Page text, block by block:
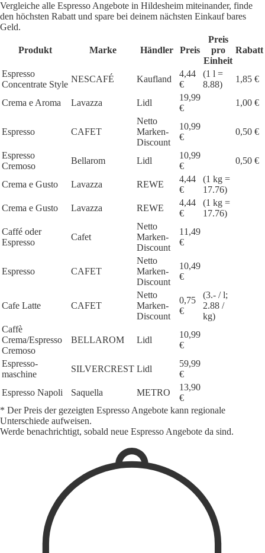
Vergleiche alle Espresso Angebote in Hildesheim miteinander, finde
den höchsten Rabatt und spare bei deinem nächsten Einkauf bares
Geld.
Produkt Marke Händler Preis
Preis
pro
Einheit
Rabatt
Espresso
Concentrate Style
NESCAFÉ Kaufland
4,44
€
(1 l =
8.88)
1,85 €
Crema e Aroma Lavazza Lidl
19,99
€
1,00 €
Espresso CAFET
Netto
Marken-
Discount
10,99
€
0,50 €
Espresso
Cremoso
Bellarom Lidl
10,99
€
0,50 €
Crema e Gusto Lavazza REWE
4,44
€
(1 kg =
17.76)
Crema e Gusto
Lavazza REWE
4,44
€
(1 kg =
17.76)
Caffé oder
Espresso
Cafet
Netto
Marken-
Discount
11,49
€
Espresso CAFET
Netto
Marken-
Discount
10,49
€
Cafe Latte CAFET
Netto
Marken-
Discount
0,75
€
(3.- / l;
2.88 /
kg)
Caffè
Crema/Espresso
Cremoso
BELLAROM Lidl
10,99
€
Espresso-
maschine
SILVERCREST Lidl
59,99
€
Espresso Napoli
Saquella METRO
13,90
€
* Der Preis der gezeigten Espresso Angebote kann regionale
Unterschiede aufweisen.
Werde benachrichtigt, sobald neue Espresso Angebote da sind.